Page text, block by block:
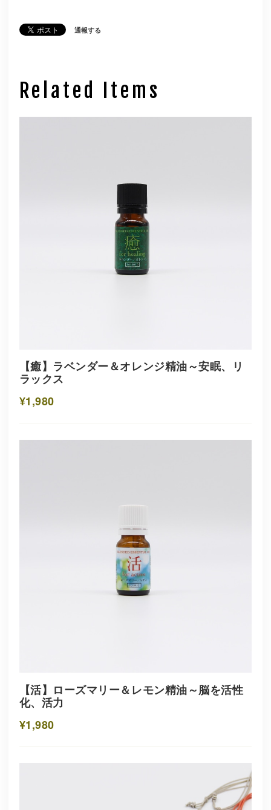
通報する
Related Items
【癒】ラベンダー＆オレンジ精油～安眠、リ
ラックス
¥1,980
【活】ローズマリー＆レモン精油～脳を活性
化、活力
¥1,980